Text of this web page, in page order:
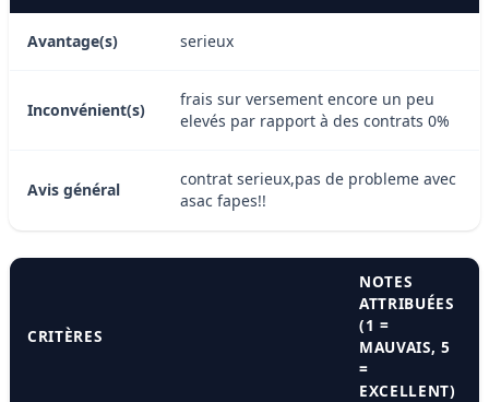
Avantage(s) serieux
Inconvénient(s)
frais sur versement encore un peu
elevés par rapport à des contrats 0%
Avis général
contrat serieux,pas de probleme avec
asac fapes!!
CRITÈRES
NOTES
ATTRIBUÉES
(1 =
MAUVAIS, 5
=
EXCELLENT)